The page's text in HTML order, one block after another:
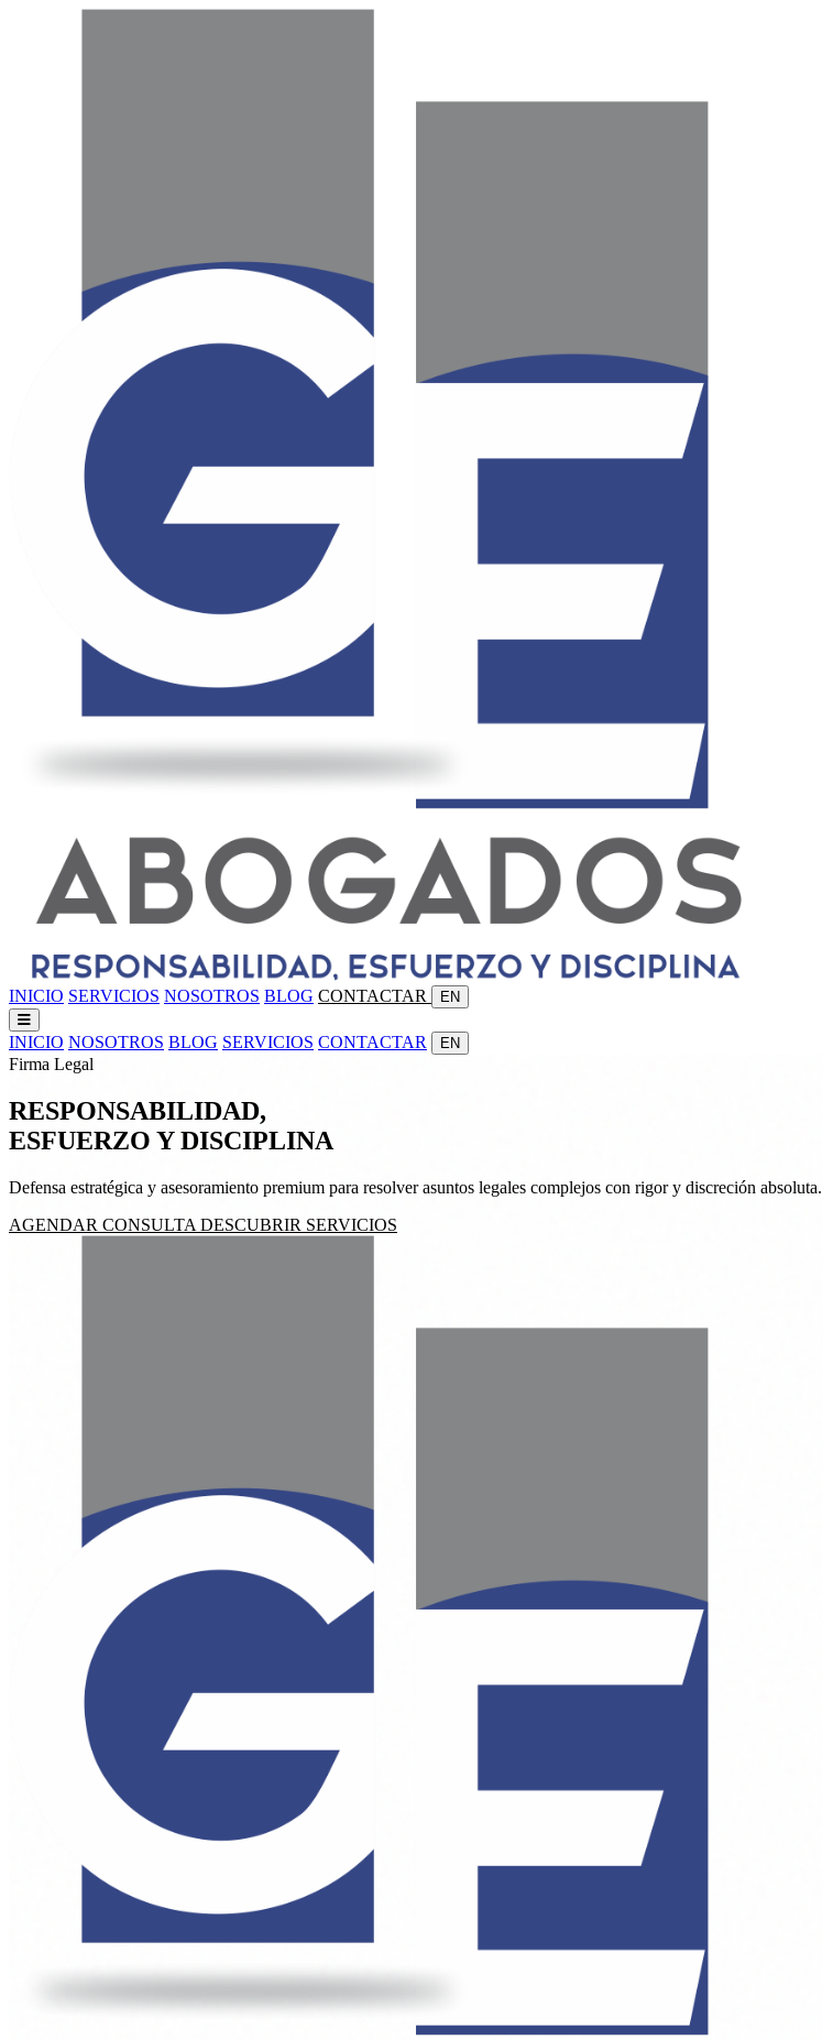
INICIO SERVICIOS NOSOTROS BLOG CONTACTAR EN
INICIO NOSOTROS BLOG SERVICIOS CONTACTAR EN
Firma Legal
RESPONSABILIDAD,
ESFUERZO YDISCIPLINA
Defensa estratégica y asesoramiento premium para resolver asuntos legales complejos con rigor y discreción absoluta.
AGENDAR CONSULTA DESCUBRIR SERVICIOS